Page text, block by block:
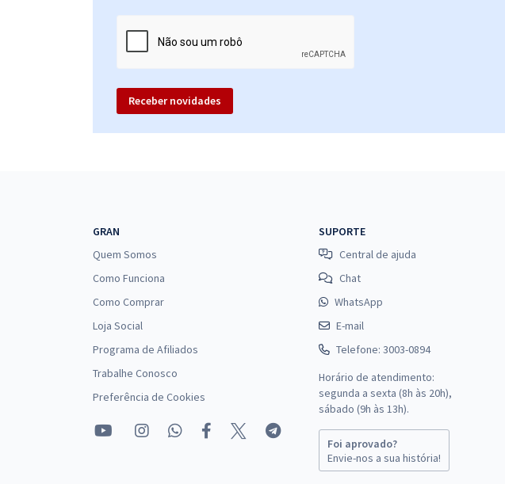
Receber novidades
GRAN
Quem Somos
Como Funciona
Como Comprar
Loja Social
Programa de Afiliados
Trabalhe Conosco
Preferência de Cookies
SUPORTE
Central de ajuda
Chat
WhatsApp
E-mail
Telefone: 3003-0894
Horário de atendimento:
segunda a sexta (8h às 20h),
sábado (9h às 13h).
Foi aprovado?
Envie-nos a sua história!